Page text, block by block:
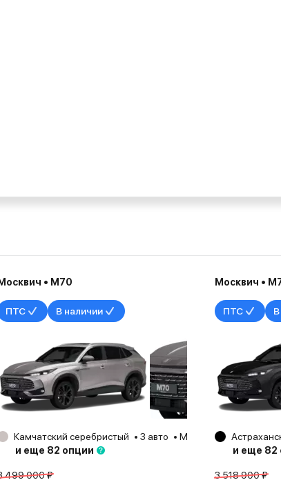
Москвич • М70
ПТС В наличии
Камчатский серебристый 3 авто Москва
2026
и еще 82 опции
499 000 ₽
Москвич •
ПТС
и еще 82
3 518 900 ₽